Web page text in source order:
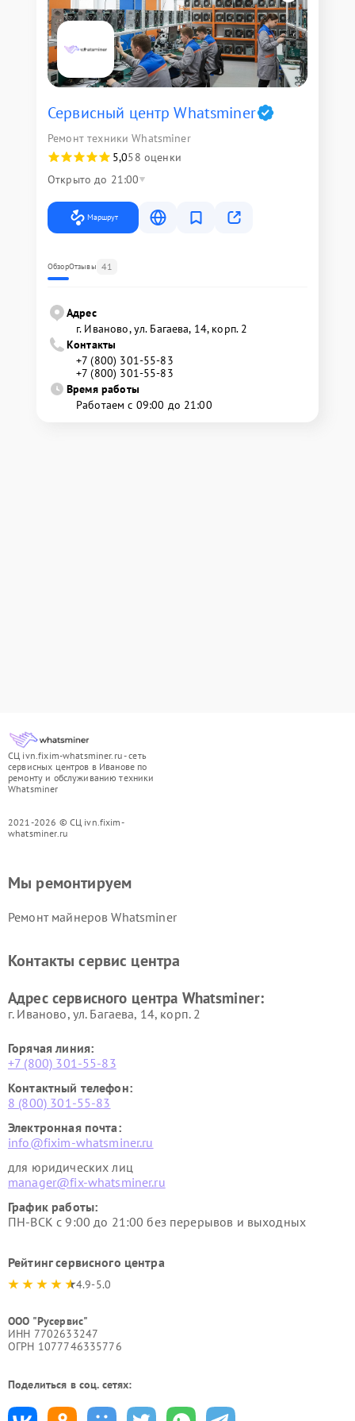
Сервисный центр Whatsminer
Ремонт техники Whatsminer
5,058 оценки
Открыто до 21:00
Маршрут
ОбзорОтзывы 41
Адрес
г. Иваново, ул. Багаева, 14, корп. 2
Контакты
+7 (800) 301-55-83
+7 (800) 301-55-83
Время работы
Работаем с 09:00 до 21:00
СЦ ivn.fixim-whatsminer.ru - сеть
сервисных центров в Иванове по
ремонту и обслуживанию техники
Whatsminer
2021-2026 © СЦ ivn.fixim-
whatsminer.ru
Мы ремонтируем
Ремонт майнеров Whatsminer
Контакты сервис центра
Адрес сервисного центра Whatsminer:
г. Иваново, ул. Багаева, 14, корп. 2
Горячая линия:
+7 (800) 301-55-83
Контактный телефон:
8 (800) 301-55-83
Электронная почта:
info@fixim-whatsminer.ru
для юридических лиц
manager@fix-whatsminer.ru
График работы:
ПН-ВСК с 9:00 до 21:00 без перерывов и выходных
Рейтинг сервисного центра
4.9-5.0
ООО "Русервис"
ИНН 7702633247
ОГРН 1077746335776
Поделиться в соц. сетях: